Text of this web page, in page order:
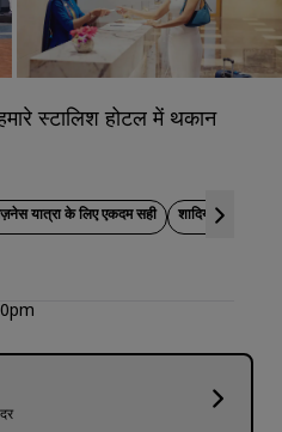
स्टालिश होटल में थकान
यात्रा के लिए एकदम सही शादियों के लिए